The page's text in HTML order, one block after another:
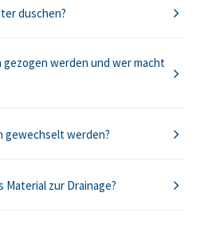
duschen?
gezogen werden und wer macht
gewechselt werden?
Material zur Drainage?